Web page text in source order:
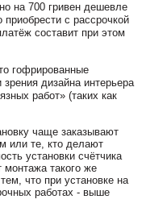
на 700 гривен дешевле
с рассрочкой
составит при этом
гофрированные
дизайна интерьера
работ» (таких как
чаще заказывают
или те, кто делают
установки счётчика
такого же
что при установке на
работах - выше